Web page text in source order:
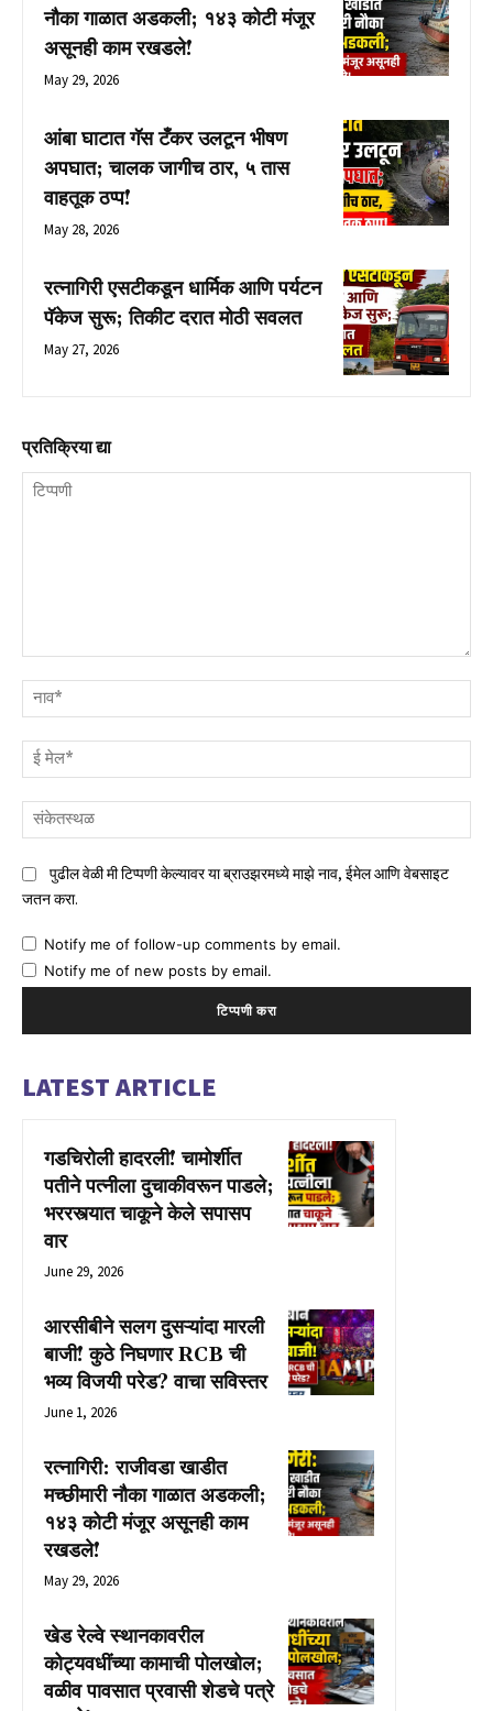
नौका गाळात अडकली; १४३ कोटी मंजूर
असूनही काम रखडले!
May 29, 2026
आंबा घाटात गॅस टँकर उलटून भीषण
अपघात; चालक जागीच ठार, ५ तास
वाहतूक ठप्प!
May 28, 2026
रत्नागिरी एसटीकडून धार्मिक आणि पर्यटन
पॅकेज सुरू; तिकीट दरात मोठी सवलत
May 27, 2026
प्रतिक्रिया द्या
पुढील वेळी मी टिप्पणी केल्यावर या ब्राउझरमध्ये माझे नाव, ईमेल आणि वेबसाइट
जतन करा.
Notify me of follow-up comments by email.
Notify me of new posts by email.
LATEST ARTICLE
गडचिरोली हादरली! चामोर्शीत
पतीने पत्नीला दुचाकीवरून पाडले;
भररस्त्यात चाकूने केले सपासप
वार
June 29, 2026
आरसीबीने सलग दुसऱ्यांदा मारली
बाजी! कुठे निघणार RCB ची
भव्य विजयी परेड? वाचा सविस्तर
June 1, 2026
रत्नागिरी: राजीवडा खाडीत
मच्छीमारी नौका गाळात अडकली;
१४३ कोटी मंजूर असूनही काम
रखडले!
May 29, 2026
खेड रेल्वे स्थानकावरील
कोट्यवधींच्या कामाची पोलखोल;
वळीव पावसात प्रवासी शेडचे पत्रे